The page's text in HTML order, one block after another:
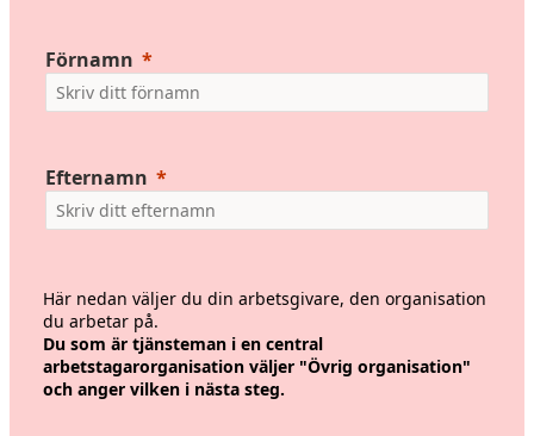
Förnamn
Efternamn
Här nedan väljer du din arbetsgivare, den organisation
du arbetar på.
Du som är tjänsteman i en central
arbetstagarorganisation väljer "Övrig organisation"
och anger vilken i nästa steg.